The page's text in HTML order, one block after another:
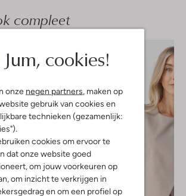
Jum, cookies!
onze negen partners , maken op
gebruik van cookies en
technieken (gezamenlijk:
cookies om ervoor te
dat onze website goed
om jouw voorkeuren op
om inzicht te verkrijgen in
en om een profiel op
compleet